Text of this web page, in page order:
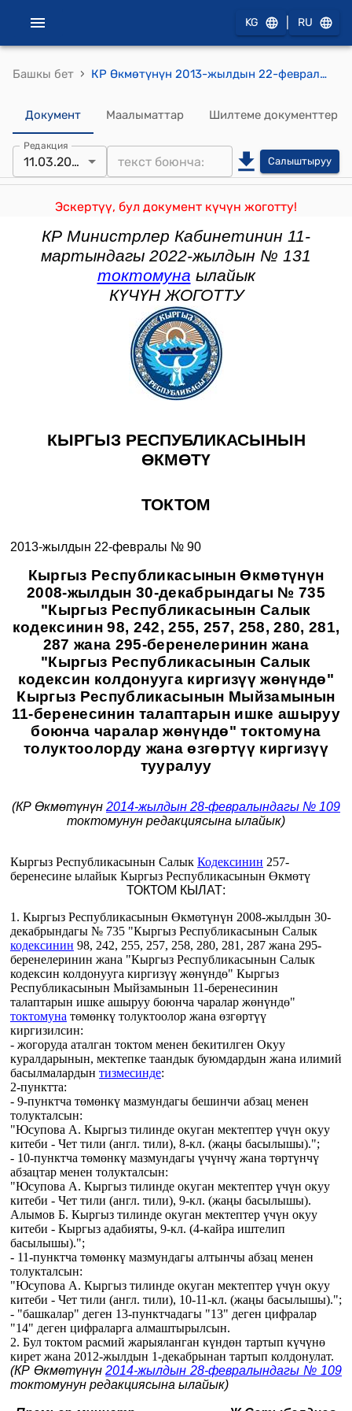
KG RU
Башкы бет › КР Өкмөтүнүн 2013-жылдын 22-февралындагы № 90 "Кыргыз Республикасынын Өкмөтүнүн 2008-жылдын 30-декабрындагы № 735 "Кыргыз Республикасынын Салык кодексинин 98, 242, 255, 257, 258, 280, 281, 287 жана 295-беренелеринин жана "Кыргыз Республикасынын Салык кодексин колдонууга киргизүү жөнүндө" Кыргыз Республикасынын Мыйзамынын 11-беренесинин талаптарын ишке ашыруу боюнча чаралар жөнүндө" токтомуна толуктоолорду жана өзгөртүү киргизүү тууралуу" токтому
Документ Маалыматтар Шилтеме документтер
Редакция
11.03.2022 Салыштыруу
Эскертүү, бул документ күчүн жоготту!